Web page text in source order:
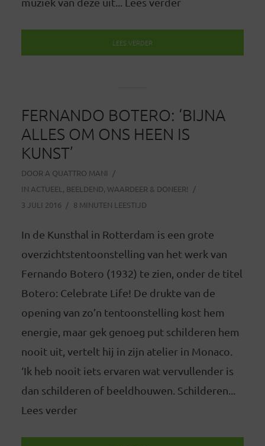
LEES VERDER
FERNANDO BOTERO: ‘BIJNA
ALLES OM ONS HEEN IS
KUNST’
DOOR A QUATTRO MANI
IN ACTUEEL , BEELDEND, WAARDEER & DONEER!
3 JULI 2016
8 MINUTEN LEESTIJD
In de Kunsthal in Rotterdam is een grote
overzichtstentoonstelling van het werk van
Fernando Botero (1932) te zien, onder de titel
Botero: Celebrate Life! De drukte van de
opening van zo’n tentoonstelling kost hem
energie, maar gek genoeg put schilderen hem
nooit uit, vertelt hij in zijn atelier in Monaco.
‘Ik heb nooit iets ervaren wat vervullender is
dan schilderen of beeldhouwen. Schilderen...
Lees verder